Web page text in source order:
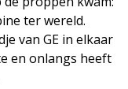
ter wereld.
van GE in elkaar
en onlangs heeft